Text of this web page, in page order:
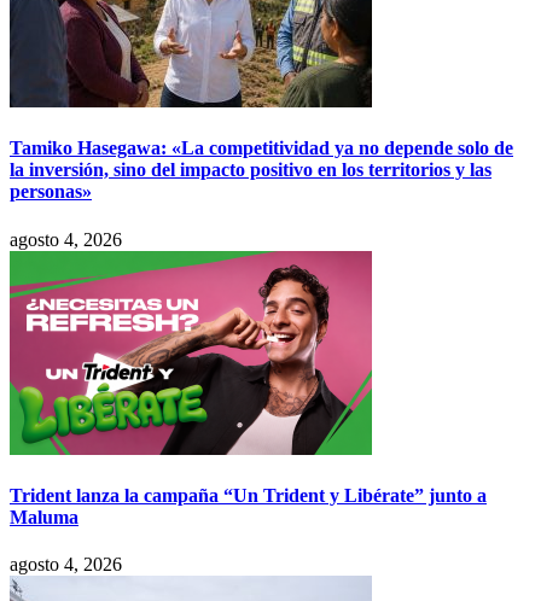
Tamiko Hasegawa: «La competitividad ya no depende solo de
la inversión, sino del impacto positivo en los territorios y las
personas»
agosto 4, 2026
Trident lanza la campaña “Un Trident y Libérate” junto a
Maluma
agosto 4, 2026